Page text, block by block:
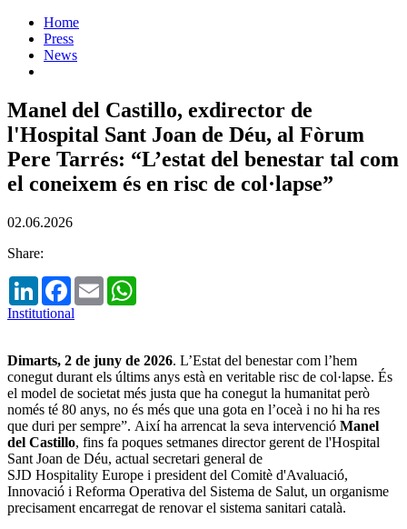
Home
Press
News
Manel del Castillo, exdirector de
l'Hospital Sant Joan de Déu, al Fòrum
Pere Tarrés: “L’estat del benestar tal com
el coneixem és en risc de col·lapse”
02.06.2026
Share:
LinkedInFacebook
Email
Institutional
Dimarts, 2 de juny de 2026. L’Estat del benestar com l’hem
conegut durant els últims anys està en veritable risc de col·lapse. És
el model de societat més justa que ha conegut la humanitat però
només té 80 anys, no és més que una gota en l’oceà i no hi ha res
que duri per sempre”. Així ha arrencat la seva intervenció Manel
del Castillo, fins fa poques setmanes director gerent de l'Hospital
Sant Joan de Déu, actual secretari general de
SJD Hospitality Europe i president del Comitè d'Avaluació,
Innovació i Reforma Operativa del Sistema de Salut, un organisme
precisament encarregat de renovar el sistema sanitari català.